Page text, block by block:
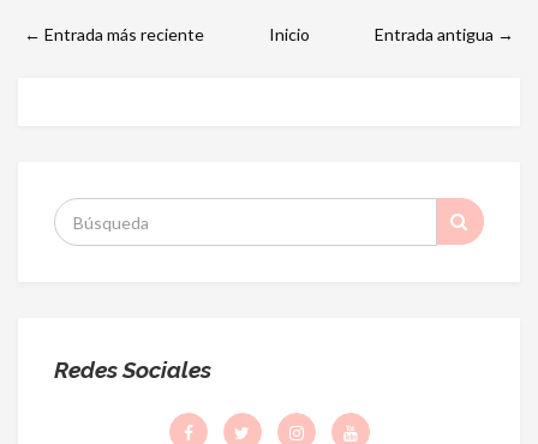
← Entrada más reciente Entrada antigua →
Inicio
S
:
Redes Sociales